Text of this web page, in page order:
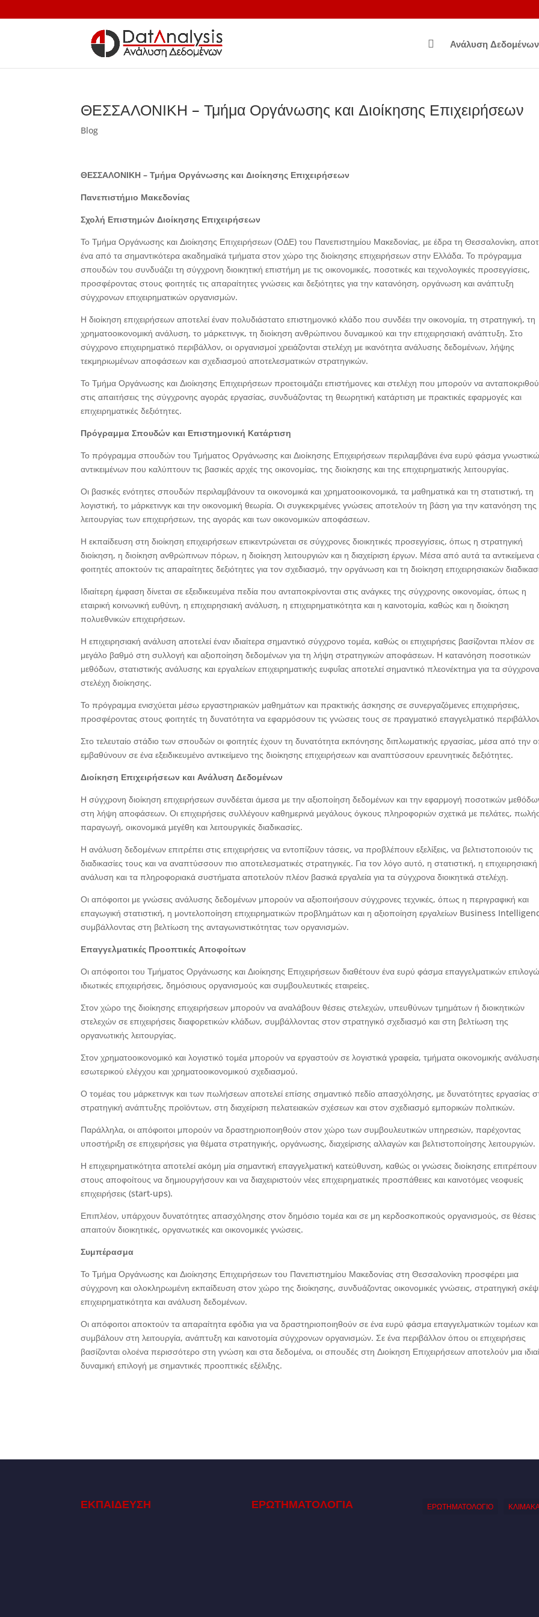
 Ανάλυση Δεδομένων
ΘΕΣΣΑΛΟΝΙΚΗ – Τμήμα Οργάνωσης και Διοίκησης Επιχειρήσεων
Blog
ΘΕΣΣΑΛΟΝΙΚΗ – Τμήμα Οργάνωσης και Διοίκησης Επιχειρήσεων
Πανεπιστήμιο Μακεδονίας
Σχολή Επιστημών Διοίκησης Επιχειρήσεων
Το Τμήμα Οργάνωσης και Διοίκησης Επιχειρήσεων (ΟΔΕ) του Πανεπιστημίου Μακεδονίας, με έδρα τη Θεσσαλονίκη,
ένα από τα σημαντικότερα ακαδημαϊκά τμήματα στον χώρο της διοίκησης επιχειρήσεων στην Ελλάδα. Το πρόγραμμα
σπουδών του συνδυάζει τη σύγχρονη διοικητική επιστήμη με τις οικονομικές, ποσοτικές και τεχνολογικές προσεγγίσεις,
προσφέροντας στους φοιτητές τις απαραίτητες γνώσεις και δεξιότητες για την κατανόηση, οργάνωση και ανάπτυξη
σύγχρονων επιχειρηματικών οργανισμών.
Η διοίκηση επιχειρήσεων αποτελεί έναν πολυδιάστατο επιστημονικό κλάδο που συνδέει την οικονομία, τη στρατηγική, τη
χρηματοοικονομική ανάλυση, το μάρκετινγκ, τη διοίκηση ανθρώπινου δυναμικού και την επιχειρησιακή ανάπτυξη. Στο
σύγχρονο επιχειρηματικό περιβάλλον, οι οργανισμοί χρειάζονται στελέχη με ικανότητα ανάλυσης δεδομένων, λήψης
τεκμηριωμένων αποφάσεων και σχεδιασμού αποτελεσματικών στρατηγικών.
Το Τμήμα Οργάνωσης και Διοίκησης Επιχειρήσεων προετοιμάζει επιστήμονες και στελέχη που μπορούν να
στις απαιτήσεις της σύγχρονης αγοράς εργασίας, συνδυάζοντας τη θεωρητική κατάρτιση με πρακτικές εφαρμογές και
επιχειρηματικές δεξιότητες.
Πρόγραμμα Σπουδών και Επιστημονική Κατάρτιση
Το πρόγραμμα σπουδών του Τμήματος Οργάνωσης και Διοίκησης Επιχειρήσεων περιλαμβάνει ένα ευρύ φάσμα
αντικειμένων που καλύπτουν τις βασικές αρχές της οικονομίας, της διοίκησης και της επιχειρηματικής λειτουργίας.
Οι βασικές ενότητες σπουδών περιλαμβάνουν τα οικονομικά και χρηματοοικονομικά, τα μαθηματικά και τη στατιστική, τη
λογιστική, το μάρκετινγκ και την οικονομική θεωρία. Οι συγκεκριμένες γνώσεις αποτελούν τη βάση για την κατανόηση της
λειτουργίας των επιχειρήσεων, της αγοράς και των οικονομικών αποφάσεων.
Η εκπαίδευση στη διοίκηση επιχειρήσεων επικεντρώνεται σε σύγχρονες διοικητικές προσεγγίσεις, όπως η στρατηγική
διοίκηση, η διοίκηση ανθρώπινων πόρων, η διοίκηση λειτουργιών και η διαχείριση έργων. Μέσα από αυτά τα αντικείμενα
φοιτητές αποκτούν τις απαραίτητες δεξιότητες για τον σχεδιασμό, την οργάνωση και τη διοίκηση επιχειρησιακών
Ιδιαίτερη έμφαση δίνεται σε εξειδικευμένα πεδία που ανταποκρίνονται στις ανάγκες της σύγχρονης οικονομίας, όπως η
εταιρική κοινωνική ευθύνη, η επιχειρησιακή ανάλυση, η επιχειρηματικότητα και η καινοτομία, καθώς και η διοίκηση
πολυεθνικών επιχειρήσεων.
Η επιχειρησιακή ανάλυση αποτελεί έναν ιδιαίτερα σημαντικό σύγχρονο τομέα, καθώς οι επιχειρήσεις βασίζονται πλέον σε
μεγάλο βαθμό στη συλλογή και αξιοποίηση δεδομένων για τη λήψη στρατηγικών αποφάσεων. Η κατανόηση ποσοτικών
μεθόδων, στατιστικής ανάλυσης και εργαλείων επιχειρηματικής ευφυΐας αποτελεί σημαντικό πλεονέκτημα για τα σύγχρονα
στελέχη διοίκησης.
Το πρόγραμμα ενισχύεται μέσω εργαστηριακών μαθημάτων και πρακτικής άσκησης σε συνεργαζόμενες επιχειρήσεις,
προσφέροντας στους φοιτητές τη δυνατότητα να εφαρμόσουν τις γνώσεις τους σε πραγματικό επαγγελματικό
Στο τελευταίο στάδιο των σπουδών οι φοιτητές έχουν τη δυνατότητα εκπόνησης διπλωματικής εργασίας, μέσα από την
εμβαθύνουν σε ένα εξειδικευμένο αντικείμενο της διοίκησης επιχειρήσεων και αναπτύσσουν ερευνητικές δεξιότητες.
Διοίκηση Επιχειρήσεων και Ανάλυση Δεδομένων
Η σύγχρονη διοίκηση επιχειρήσεων συνδέεται άμεσα με την αξιοποίηση δεδομένων και την εφαρμογή ποσοτικών
στη λήψη αποφάσεων. Οι επιχειρήσεις συλλέγουν καθημερινά μεγάλους όγκους πληροφοριών σχετικά με πελάτες,
παραγωγή, οικονομικά μεγέθη και λειτουργικές διαδικασίες.
Η ανάλυση δεδομένων επιτρέπει στις επιχειρήσεις να εντοπίζουν τάσεις, να προβλέπουν εξελίξεις, να βελτιστοποιούν τις
διαδικασίες τους και να αναπτύσσουν πιο αποτελεσματικές στρατηγικές. Για τον λόγο αυτό, η στατιστική, η επιχειρησιακή
ανάλυση και τα πληροφοριακά συστήματα αποτελούν πλέον βασικά εργαλεία για τα σύγχρονα διοικητικά στελέχη.
Οι απόφοιτοι με γνώσεις ανάλυσης δεδομένων μπορούν να αξιοποιήσουν σύγχρονες τεχνικές, όπως η περιγραφική και
επαγωγική στατιστική, η μοντελοποίηση επιχειρηματικών προβλημάτων και η αξιοποίηση εργαλείων Business
συμβάλλοντας στη βελτίωση της ανταγωνιστικότητας των οργανισμών.
Επαγγελματικές Προοπτικές Αποφοίτων
Οι απόφοιτοι του Τμήματος Οργάνωσης και Διοίκησης Επιχειρήσεων διαθέτουν ένα ευρύ φάσμα επαγγελματικών
ιδιωτικές επιχειρήσεις, δημόσιους οργανισμούς και συμβουλευτικές εταιρείες.
Στον χώρο της διοίκησης επιχειρήσεων μπορούν να αναλάβουν θέσεις στελεχών, υπευθύνων τμημάτων ή διοικητικών
στελεχών σε επιχειρήσεις διαφορετικών κλάδων, συμβάλλοντας στον στρατηγικό σχεδιασμό και στη βελτίωση της
οργανωτικής λειτουργίας.
Στον χρηματοοικονομικό και λογιστικό τομέα μπορούν να εργαστούν σε λογιστικά γραφεία, τμήματα οικονομικής
εσωτερικού ελέγχου και χρηματοοικονομικού σχεδιασμού.
Ο τομέας του μάρκετινγκ και των πωλήσεων αποτελεί επίσης σημαντικό πεδίο απασχόλησης, με δυνατότητες εργασίας
στρατηγική ανάπτυξης προϊόντων, στη διαχείριση πελατειακών σχέσεων και στον σχεδιασμό εμπορικών πολιτικών.
Παράλληλα, οι απόφοιτοι μπορούν να δραστηριοποιηθούν στον χώρο των συμβουλευτικών υπηρεσιών, παρέχοντας
υποστήριξη σε επιχειρήσεις για θέματα στρατηγικής, οργάνωσης, διαχείρισης αλλαγών και βελτιστοποίησης λειτουργιών.
Η επιχειρηματικότητα αποτελεί ακόμη μία σημαντική επαγγελματική κατεύθυνση, καθώς οι γνώσεις διοίκησης επιτρέπουν
στους αποφοίτους να δημιουργήσουν και να διαχειριστούν νέες επιχειρηματικές προσπάθειες και καινοτόμες νεοφυείς
επιχειρήσεις (start-ups).
Επιπλέον, υπάρχουν δυνατότητες απασχόλησης στον δημόσιο τομέα και σε μη κερδοσκοπικούς οργανισμούς, σε
απαιτούν διοικητικές, οργανωτικές και οικονομικές γνώσεις.
Συμπέρασμα
Το Τμήμα Οργάνωσης και Διοίκησης Επιχειρήσεων του Πανεπιστημίου Μακεδονίας στη Θεσσαλονίκη προσφέρει μια
σύγχρονη και ολοκληρωμένη εκπαίδευση στον χώρο της διοίκησης, συνδυάζοντας οικονομικές γνώσεις, στρατηγική
επιχειρηματικότητα και ανάλυση δεδομένων.
Οι απόφοιτοι αποκτούν τα απαραίτητα εφόδια για να δραστηριοποιηθούν σε ένα ευρύ φάσμα επαγγελματικών τομέων
συμβάλουν στη λειτουργία, ανάπτυξη και καινοτομία σύγχρονων οργανισμών. Σε ένα περιβάλλον όπου οι επιχειρήσεις
βασίζονται ολοένα περισσότερο στη γνώση και στα δεδομένα, οι σπουδές στη Διοίκηση Επιχειρήσεων αποτελούν μια
δυναμική επιλογή με σημαντικές προοπτικές εξέλιξης.
ΕΚΠΑΙΔΕΥΣΗ ΕΡΩΤΗΜΑΤΟΛΟΓΙΑ ΕΡΩΤΗΜΑΤΟΛΟΓΙΟ